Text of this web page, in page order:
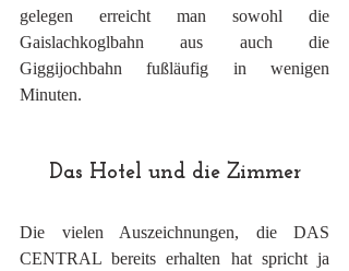
gelegen erreicht man sowohl die
Gaislachkoglbahn aus auch die
Giggijochbahn fußläufig in wenigen
Minuten.
Das Hotel und die Zimmer
Die vielen Auszeichnungen, die DAS
CENTRAL bereits erhalten hat spricht ja